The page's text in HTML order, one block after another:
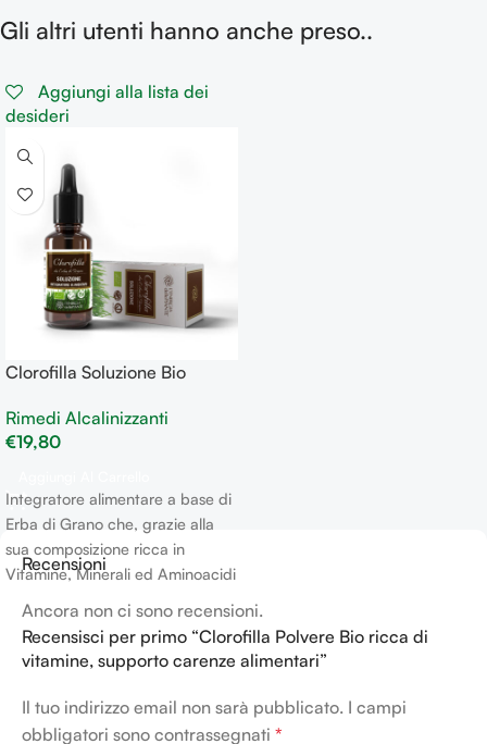
Gli altri utenti hanno anche preso..
Aggiungi alla lista dei
desideri
Clorofilla Soluzione Bio
Rimedi Alcalinizzanti
€19,80
Integratore alimentare a base di
Erba di Grano che, grazie alla
sua composizione ricca in
Vitamine, Minerali ed Aminoacidi
dieta come elemento
riequilibratore in grado di
integrare le varie carenze
alimentari
Recensioni
Ancora non ci sono recensioni.
Recensisci per primo “Clorofilla Polvere Bio ricca di
vitamine, supporto carenze alimentari”
Il tuo indirizzo email non sarà pubblicato. I campi
obbligatori sono contrassegnati *